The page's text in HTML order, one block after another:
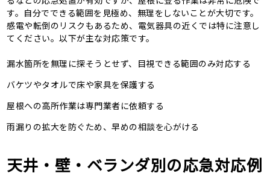
す。自分でできる範囲を見極め、無理をしないことが大切です。
感電や転倒のリスクもあるため、電気器具の近くでは特に注意し
てください。以下が主な対応策です。
漏水箇所を無理に探そうとせず、目視できる範囲のみ対応する
バケツやタオルで床や家具を保護する
屋根への高所作業は専門業者に依頼する
雨漏りの拡大を防ぐため、早めの相談を心がける
天井・壁・ベランダ別の応急対応例